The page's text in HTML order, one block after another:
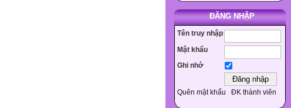
ĐĂNG NHẬP
Tên truy nhập
Mật khẩu
Ghi nhớ
Quên mật khẩu ĐK thành viên